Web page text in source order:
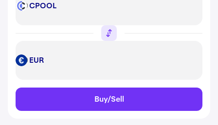
CPOOL CPOOL
EUR EUR
Buy/Sell